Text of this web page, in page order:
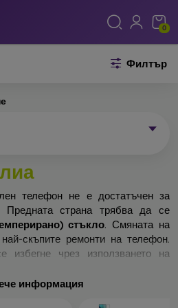
0
Филтър
телефон не е достатъчен за
Предната страна трябва да се
стъкло. Смяната на
скъпите ремонти на телефон.
чрез използването на
телефон не съществува, но при
информация